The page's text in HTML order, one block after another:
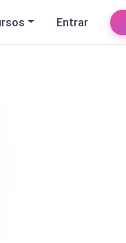
Entrar